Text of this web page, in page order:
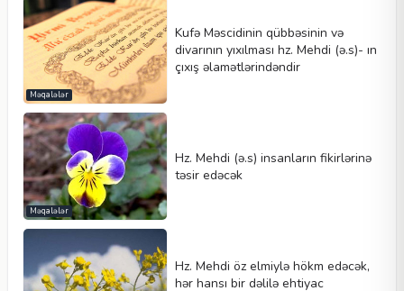
Məqalələr
Kufə Məscidinin qübbəsinin və
divarının yıxılması hz. Mehdi (ə.s)- ın
çıxış əlamətlərindəndir
Məqalələr
Hz. Mehdi (ə.s) insanların fikirlərinə
təsir edəcək
Hz. Mehdi öz elmiylə hökm edəcək,
hər hansı bir dəlilə ehtiyac